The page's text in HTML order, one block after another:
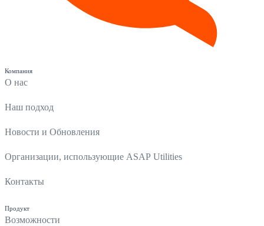
Компания
О нас
Наш подход
Новости и Обновления
Организации, использующие ASAP Utilities
Контакты
Продукт
Возможности